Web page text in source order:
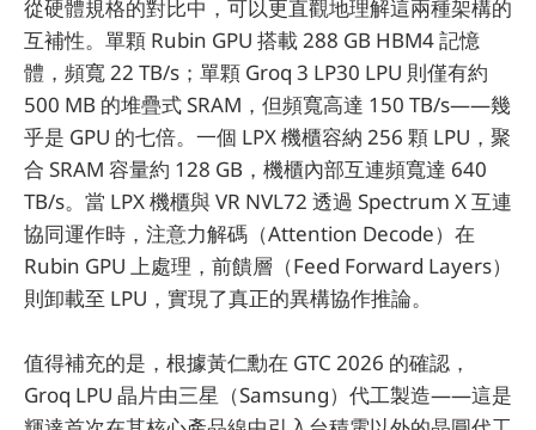
從硬體規格的對比中，可以更直觀地理解這兩種架構的
互補性。單顆 Rubin GPU 搭載 288 GB HBM4 記憶
體，頻寬 22 TB/s；單顆 Groq 3 LP30 LPU 則僅有約
500 MB 的堆疊式 SRAM，但頻寬高達 150 TB/s——幾
乎是 GPU 的七倍。一個 LPX 機櫃容納 256 顆 LPU，聚
合 SRAM 容量約 128 GB，機櫃內部互連頻寬達 640
TB/s。當 LPX 機櫃與 VR NVL72 透過 Spectrum X 互連
協同運作時，注意力解碼（Attention Decode）在
Rubin GPU 上處理，前饋層（Feed Forward Layers）
則卸載至 LPU，實現了真正的異構協作推論。
值得補充的是，根據黃仁勳在 GTC 2026 的確認，
Groq LPU 晶片由三星（Samsung）代工製造——這是